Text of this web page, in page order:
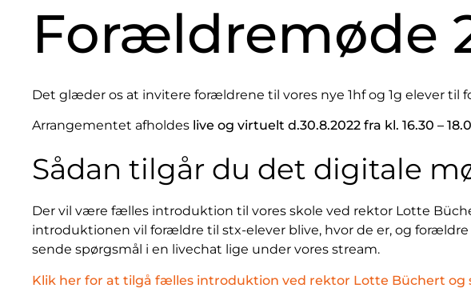
Forældremøde
Det glæder os at invitere forældrene til vores nye 1hf og 1g elever til
Arrangementet afholdes live og virtuelt d.30.8.2022 fra kl. 16.30 –
Sådan tilgår du det digitale
Der vil være fælles introduktion til vores skole ved rektor Lotte
introduktionen vil forældre til stx-elever blive, hvor de er, og
sende spørgsmål i en livechat lige under vores stream.
Klik her for at tilgå fælles introduktion ved rektor Lotte Büchert og